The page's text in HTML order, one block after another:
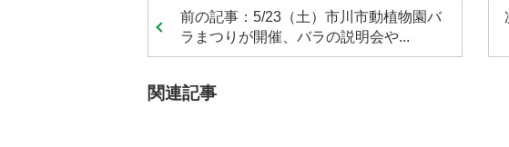
前の記事：5/23（土）市川市動植物園バ
ラまつりが開催、バラの説明会や...
関連記事